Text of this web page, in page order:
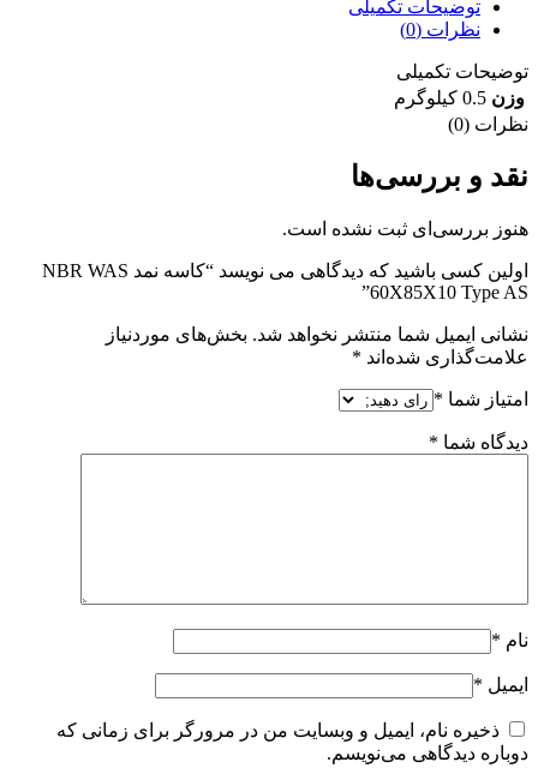
توضیحات تکمیلی
نظرات (0)
توضیحات تکمیلی
وزن 0.5 کیلوگرم
نظرات (0)
نقد و بررسی‌ها
هنوز بررسی‌ای ثبت نشده است.
اولین کسی باشید که دیدگاهی می نویسد “کاسه نمد NBR WAS
60X85X10 Type AS”
نشانی ایمیل شما منتشر نخواهد شد. بخش‌های موردنیاز
علامت‌گذاری شده‌اند *
امتیاز شما *
دیدگاه شما *
نام *
ایمیل *
ذخیره نام، ایمیل و وبسایت من در مرورگر برای زمانی که
دوباره دیدگاهی می‌نویسم.